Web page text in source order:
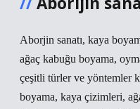
Aborjin sanatı, kaya
ağaç kabuğu boyama,
çeşitli türler ve yöntemler
boyama, kaya çizimleri,